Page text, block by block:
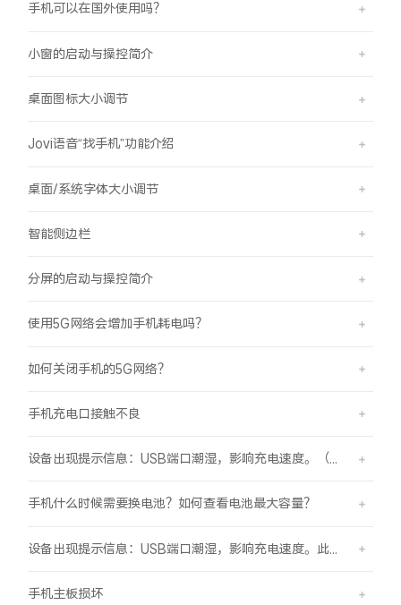
手机可以在国外使用吗？
小窗的启动与操控简介
桌面图标大小调节
Jovi语音“找手机”功能介绍
桌面/系统字体大小调节
智能侧边栏
分屏的启动与操控简介
使用5G网络会增加手机耗电吗？
如何关闭手机的5G网络？
手机充电口接触不良
手机什么时候需要换电池？如何查看电池最大容量？
手机主板损坏